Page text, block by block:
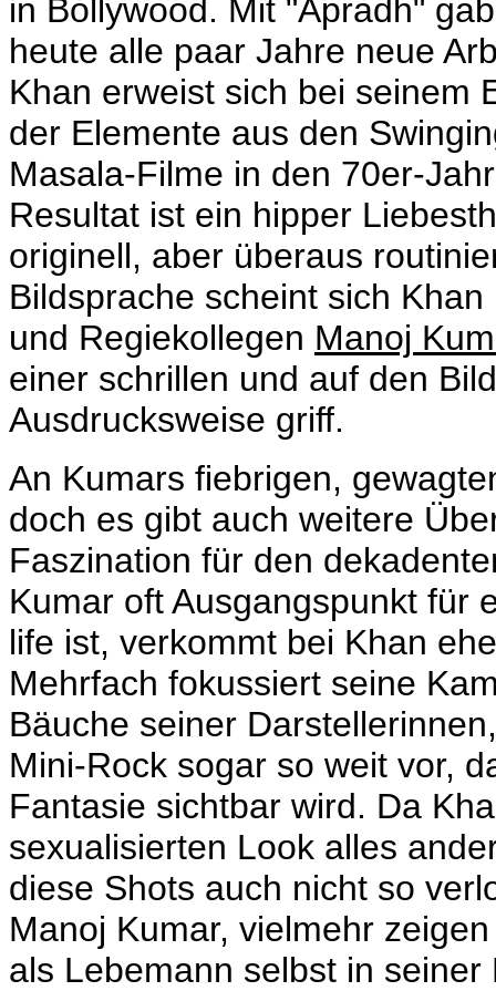
in Bollywood. Mit "Apradh"
heute alle paar Jahre neue
Khan erweist sich bei seinem
der Elemente aus den
Masala-Filme in den 70er-
Resultat ist ein hipper
originell, aber überaus
Bildsprache scheint sich
und Regiekollegen Manoj
einer schrillen und auf den
Ausdrucksweise griff.
An Kumars fiebrigen,
doch es gibt auch weitere
Faszination für den
Kumar oft Ausgangspunkt für
life ist, verkommt bei Khan
Mehrfach fokussiert seine
Bäuche seiner
Mini-Rock sogar so weit vor,
Fantasie sichtbar wird. Da
sexualisierten Look alles
diese Shots auch nicht so
Manoj Kumar, vielmehr
als Lebemann selbst in